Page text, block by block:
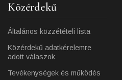
Közérdekű
Általános közzétételi lista
Közérdekű adatkérelemre
adott válaszok
Tevékenységek és működés